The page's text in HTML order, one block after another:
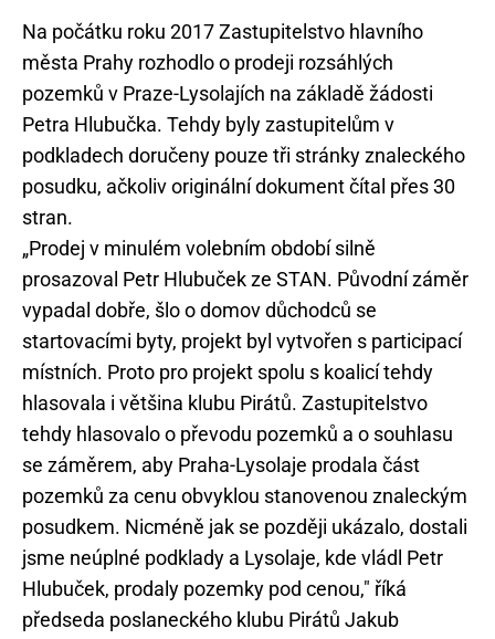
Na počátku roku 2017 Zastupitelstvo hlavního
města Prahy rozhodlo o prodeji rozsáhlých
pozemků v Praze-Lysolajích na základě žádosti
Petra Hlubučka. Tehdy byly zastupitelům v
podkladech doručeny pouze tři stránky znaleckého
posudku, ačkoliv originální dokument čítal přes 30
stran.
„Prodej v minulém volebním období silně
prosazoval Petr Hlubuček ze STAN. Původní záměr
vypadal dobře, šlo o domov důchodců se
startovacími byty, projekt byl vytvořen s participací
místních. Proto pro projekt spolu s koalicí tehdy
hlasovala i většina klubu Pirátů. Zastupitelstvo
tehdy hlasovalo o převodu pozemků a o souhlasu
se záměrem, aby Praha-Lysolaje prodala část
pozemků za cenu obvyklou stanovenou znaleckým
posudkem. Nicméně jak se později ukázalo, dostali
jsme neúplné podklady a Lysolaje, kde vládl Petr
Hlubuček, prodaly pozemky pod cenou," říká
předseda poslaneckého klubu Pirátů Jakub